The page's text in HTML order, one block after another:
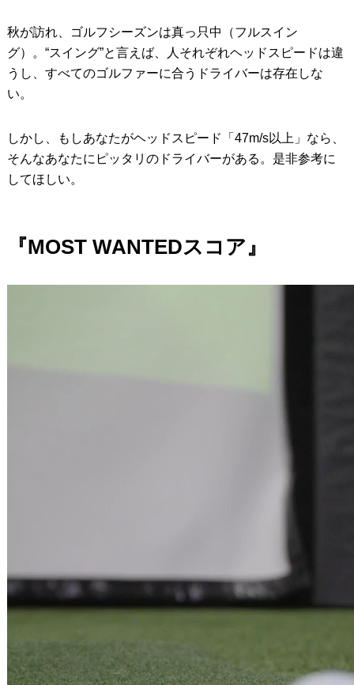
秋が訪れ、ゴルフシーズンは真っ只中（フルスイン
グ）。“スイング”と言えば、人それぞれヘッドスピードは違
うし、すべてのゴルファーに合うドライバーは存在しな
い。
しかし、もしあなたがヘッドスピード「47m/s以上」なら、
そんなあなたにピッタリのドライバーがある。是非参考に
してほしい。
『MOST WANTEDスコア』
PUTTERS パター
OTHER その他
Our Team 私たちのチーム
Our Mission